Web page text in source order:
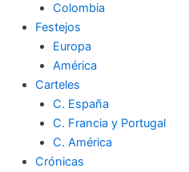
Colombia
Festejos
Europa
América
Carteles
C. España
C. Francia y Portugal
C. América
Crónicas